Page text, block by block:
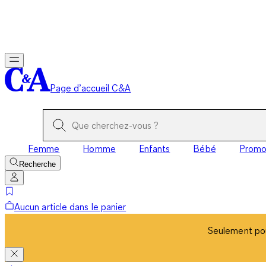
Page d’accueil C&A
Femme Homme Enfants Bébé Promo
Recherche
Aucun article dans le panier
Seulement